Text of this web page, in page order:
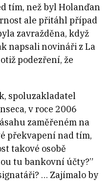
tím, než byl Holanďan
ale přitáhl případ
zavražděna, když
napsali novináři z La
podezření, že
spoluzakladatel
v roce 2006
zaměřeném na
překvapení nad tím,
takové osobě
tu bankovní účty?”
… Zajímalo by